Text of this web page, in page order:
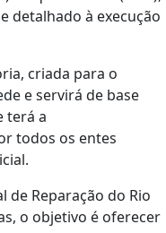
detalhado à execução
criada para o
e servirá de base
terá a
todos os entes
de Reparação do Rio
o objetivo é oferecer